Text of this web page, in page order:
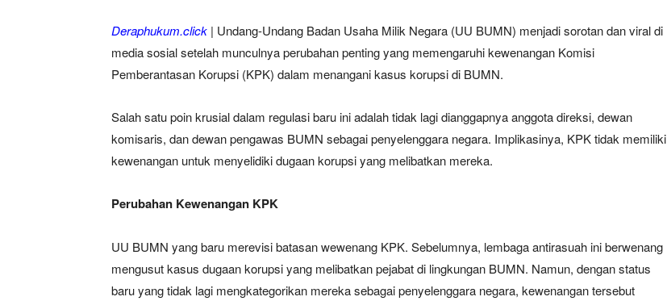
Deraphukum.click | Undang-Undang Badan Usaha Milik Negara (UU BUMN) menjadi sorotan dan viral di
media sosial setelah munculnya perubahan penting yang memengaruhi kewenangan Komisi
Pemberantasan Korupsi (KPK) dalam menangani kasus korupsi di BUMN.
Salah satu poin krusial dalam regulasi baru ini adalah tidak lagi dianggapnya anggota direksi, dewan
komisaris, dan dewan pengawas BUMN sebagai penyelenggara negara. Implikasinya, KPK tidak memiliki
kewenangan untuk menyelidiki dugaan korupsi yang melibatkan mereka.
Perubahan Kewenangan KPK
UU BUMN yang baru merevisi batasan wewenang KPK. Sebelumnya, lembaga antirasuah ini berwenang
mengusut kasus dugaan korupsi yang melibatkan pejabat di lingkungan BUMN. Namun, dengan status
baru yang tidak lagi mengkategorikan mereka sebagai penyelenggara negara, kewenangan tersebut